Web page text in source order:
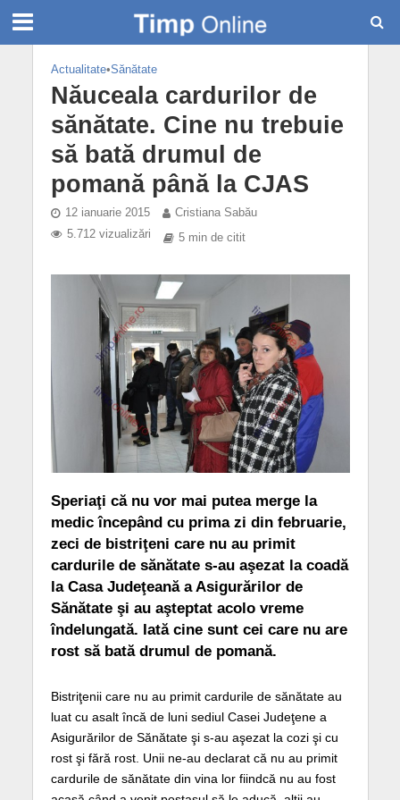
Actualitate•Sănătate
Năuceala cardurilor de
sănătate. Cine nu trebuie
să bată drumul de
pomană până la CJAS
12 ianuarie 2015
Cristiana Sabău
5.712 vizualizări
5 min de citit
Speriaţi că nu vor mai putea merge la
medic începând cu prima zi din februarie,
zeci de bistriţeni care nu au primit
cardurile de sănătate s-au aşezat la coadă
la Casa Judeţeană a Asigurărilor de
Sănătate şi au aşteptat acolo vreme
îndelungată. Iată cine sunt cei care nu are
rost să bată drumul de pomană.
Bistriţenii care nu au primit cardurile de sănătate au
luat cu asalt încă de luni sediul Casei Judeţene a
Asigurărilor de Sănătate şi s-au aşezat la cozi şi cu
rost şi fără rost. Unii ne-au declarat că nu au primit
cardurile de sănătate din vina lor fiindcă nu au fost